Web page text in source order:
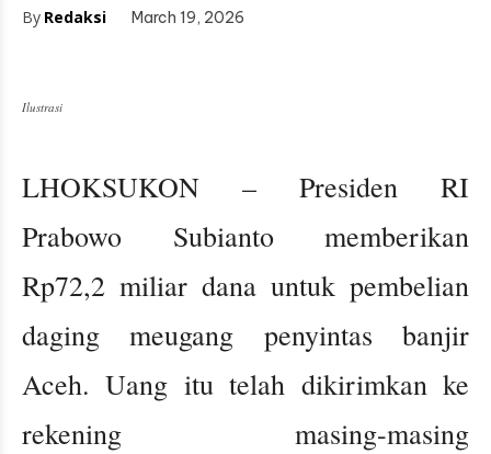
By Redaksi March 19, 2026
Ilustrasi
LHOKSUKON – Presiden RI
Prabowo Subianto memberikan
Rp72,2 miliar dana untuk pembelian
daging meugang penyintas banjir
Aceh. Uang itu telah dikirimkan ke
rekening masing-masing